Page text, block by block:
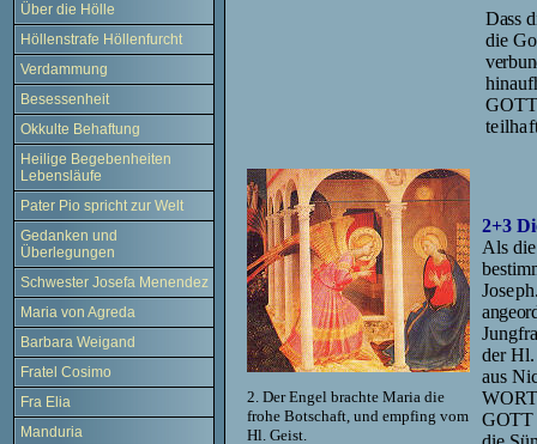
Über die Hölle
Höllenstrafe Höllenfurcht
Verdammung
Besessenheit
Okkulte Behaftung
Heilige Begebenheiten
Lebensläufe
Pater Pio spricht zur Welt
Gedanken und
Überlegungen
Schwester Josefa Menendez
Maria von Agreda
Barbara Weigand
Fratel Cosimo
Fra Elia
Manduria
Dass
die
2. Der Engel brachte Maria die
frohe Botschaft, und empfing vom
Hl. Geist.
2+3
Als
der Hl.
aus
GOTT